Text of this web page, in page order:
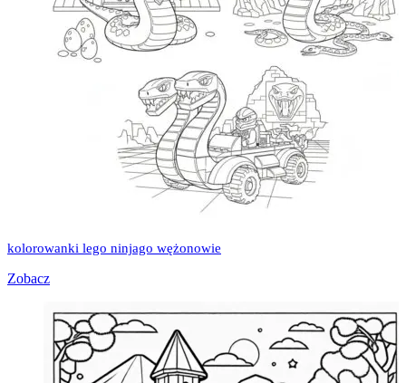
kolorowanki lego ninjago wężonowie
Zobacz